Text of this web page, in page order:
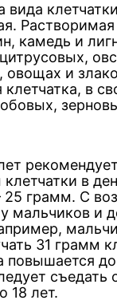
вида
Растворимая
камедь и
овощах и
в
в
грамм. С
мальчиков и
31 грамм
повышается
съедать
18 лет.